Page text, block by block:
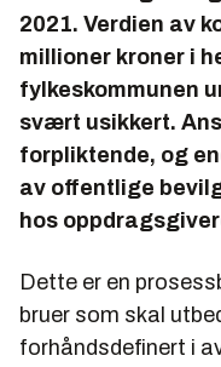
2021. Verdien av
millioner kroner i
fylkeskommunen
svært usikkert.
forpliktende, og
av offentlige
hos
Dette er en
bruer som skal
forhåndsdefinert i